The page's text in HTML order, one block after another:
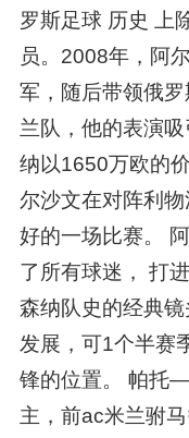
罗斯足球 历史 上
员。2008年，阿
军，随后带领俄
兰队，他的表演
纳以1650万欧的
尔沙文在对阵利
好的一场比赛。
了所有球迷， 打
森纳队史的经典
发展，可1个半赛
锋的位置。 帕托
主，前ac米兰驸